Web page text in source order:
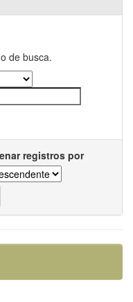
de busca.
registros por